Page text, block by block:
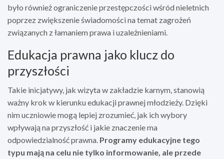
było również ograniczenie przestępczości wśród nieletnich
poprzez zwiększenie świadomości na temat zagrożeń
związanych z łamaniem prawa i uzależnieniami.
Edukacja prawna jako klucz do
przyszłości
Takie inicjatywy, jak wizyta w zakładzie karnym, stanowią
ważny krok w kierunku edukacji prawnej młodzieży. Dzięki
nim uczniowie mogą lepiej zrozumieć, jak ich wybory
wpływają na przyszłość i jakie znaczenie ma
odpowiedzialność prawna. Programy edukacyjne tego
typu mają na celu nie tylko informowanie, ale przede